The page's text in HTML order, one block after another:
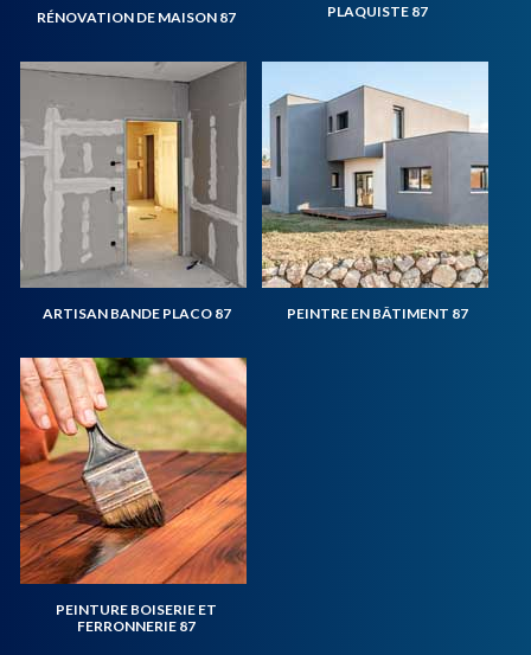
RÉNOVATION DE MAISON 87 PLAQUISTE 87
ARTISAN BANDE PLACO 87 PEINTRE EN BÂTIMENT 87
PEINTURE BOISERIE ET
FERRONNERIE 87